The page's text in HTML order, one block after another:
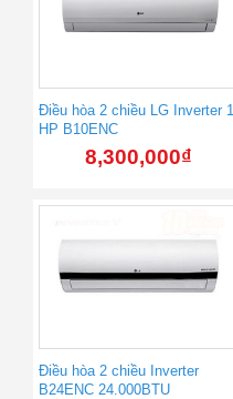
Điều hòa 2 chiều LG Inverter 1
HP B10ENC
8,300,000₫
Điều hòa 2 chiều Inverter
B24ENC 24.000BTU